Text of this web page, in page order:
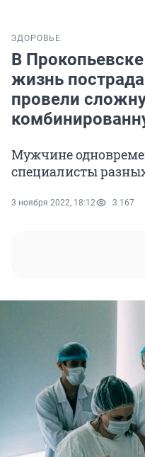
ЗДОРОВЬЕ
В
жизнь
провели
Мужчине
специалисты
3 ноября 2022, 18:12 3 167